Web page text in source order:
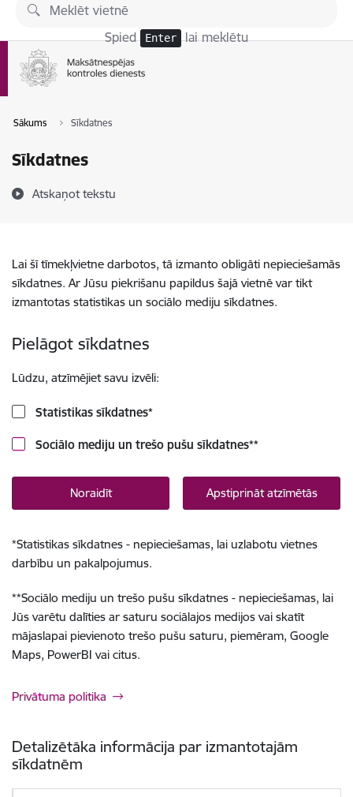
Pāriet uz lapas saturu
Spied Enter lai meklētu
Sākums Sīkdatnes
Sīkdatnes
Atskaņot tekstu
Lai šī tīmekļvietne darbotos, tā izmanto obligāti nepieciešamās
sīkdatnes. Ar Jūsu piekrišanu papildus šajā vietnē var tikt
izmantotas statistikas un sociālo mediju sīkdatnes.
Pielāgot sīkdatnes
Lūdzu, atzīmējiet savu izvēli:
Statistikas sīkdatnes*
Sociālo mediju un trešo pušu sīkdatnes**
Noraidīt Apstiprināt atzīmētās
*Statistikas sīkdatnes - nepieciešamas, lai uzlabotu vietnes
darbību un pakalpojumus.
**Sociālo mediju un trešo pušu sīkdatnes - nepieciešamas, lai
Jūs varētu dalīties ar saturu sociālajos medijos vai skatīt
mājaslapai pievienoto trešo pušu saturu, piemēram, Google
Maps, PowerBI vai citus.
Privātuma politika
Detalizētāka informācija par izmantotajām
sīkdatnēm